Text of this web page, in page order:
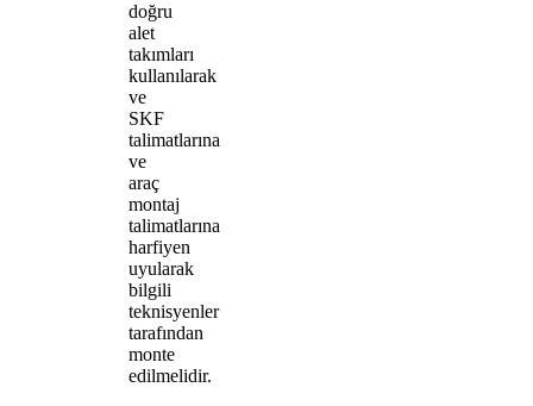
doğru
alet
takımları
kullanılarak
ve
SKF
talimatlarına
ve
araç
montaj
talimatlarına
harfiyen
uyularak
bilgili
teknisyenler
tarafından
monte
edilmelidir.